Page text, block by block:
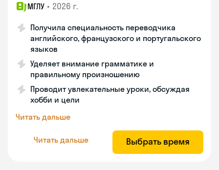
МГЛУ • 2026 г.
Получила специальность переводчика
английского, французского и португальского
языков
Уделяет внимание грамматике и
правильному произношению
Проводит увлекательные уроки, обсуждая
хобби и цели
Читать дальше
Читать дальше Выбрать время